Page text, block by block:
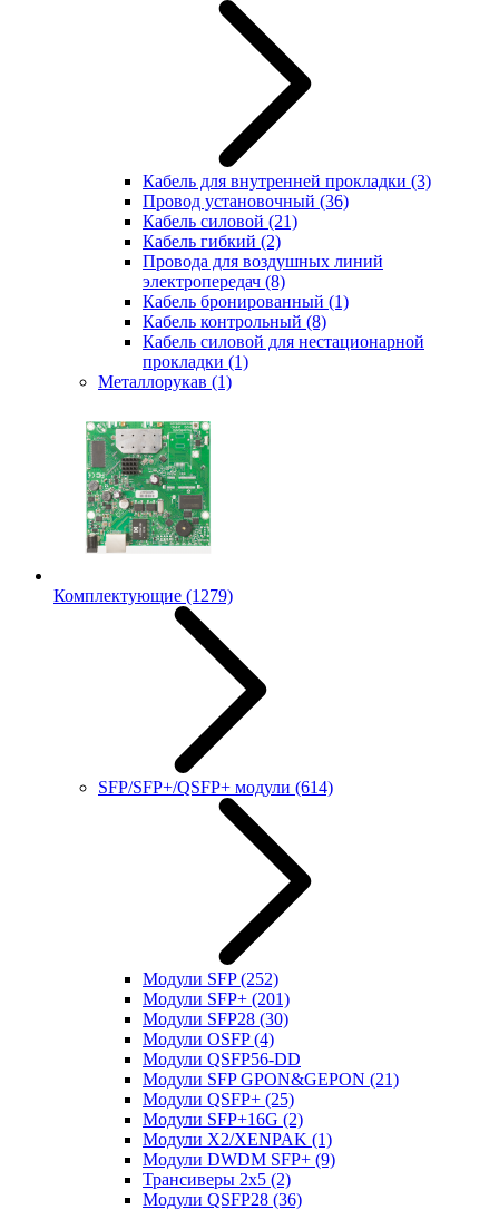
Кабель для внутренней прокладки (3)
Провод установочный (36)
Кабель силовой (21)
Кабель гибкий (2)
Провода для воздушных линий
электропередач (8)
Кабель бронированный (1)
Кабель контрольный (8)
Кабель силовой для нестационарной
прокладки (1)
Металлорукав (1)
Комплектующие (1279)
SFP/SFP+/QSFP+ модули (614)
Модули SFP(252)
Модули SFP+ (201)
Модули SFP28 (30)
Модули OSFP(4)
Модули QSFP56-DD
Модули SFP GPON&GEPON (21)
Модули QSFP+ (25)
Модули SFP+16G (2)
Модули X2/XENPAK (1)
Модули DWDM SFP+ (9)
Трансиверы 2x5 (2)
Модули QSFP28 (36)